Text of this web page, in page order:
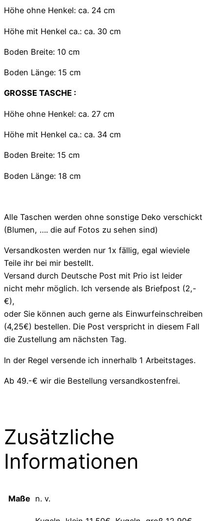
Höhe ohne Henkel: ca. 24 cm
Höhe mit Henkel ca.: ca. 30 cm
Boden Breite: 10 cm
Boden Länge: 15 cm
GROSSE TASCHE :
Höhe ohne Henkel: ca. 27 cm
Höhe mit Henkel ca.: ca. 34 cm
Boden Breite: 15 cm
Boden Länge: 18 cm
Alle Taschen werden ohne sonstige Deko verschickt
(Blumen, …. die auf Fotos zu sehen sind)
Versandkosten werden nur 1x fällig, egal wieviele
Teile ihr bei mir bestellt.
Versand durch Deutsche Post mit Prio ist leider
nicht mehr möglich. Ich versende als Briefpost (2,-
€),
oder Sie können auch gerne als Einwurfeinschreiben
(4,25€) bestellen. Die Post verspricht in diesem Fall
die Zustellung am nächsten Tag.
In der Regel versende ich innerhalb 1 Arbeitstages.
Ab 49.-€ wir die Bestellung versandkostenfrei.
Zusätzliche
Informationen
Maße n. v.